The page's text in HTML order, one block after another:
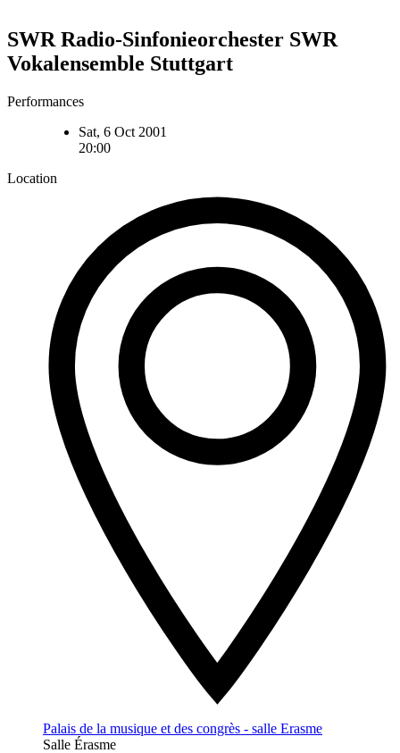
SWR Radio-Sinfonieorchester SWR
Vokalensemble Stuttgart
Performances
Sat, 6 Oct 2001
20:00
Location
Palais de la musique et des congrès - salle Erasme
Salle Érasme